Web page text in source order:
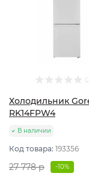
Холодильник
RK14FPW4
В наличии
Код товара: 193356
27 778 р -10%